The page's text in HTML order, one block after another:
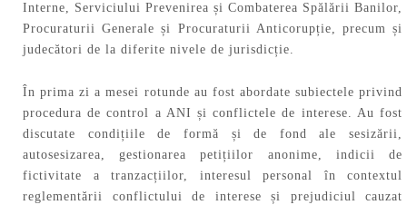
Interne, Serviciului Prevenirea și Combaterea Spălării Banilor,
Procuraturii Generale și Procuraturii Anticorupție, precum și
judecători de la diferite nivele de jurisdicție.
În prima zi a mesei rotunde au fost abordate subiectele privind
procedura de control a ANI și conflictele de interese. Au fost
discutate condițiile de formă și de fond ale sesizării,
autosesizarea, gestionarea petițiilor anonime, indicii de
fictivitate a tranzacțiilor, interesul personal în contextul
reglementării conflictului de interese și prejudiciul cauzat